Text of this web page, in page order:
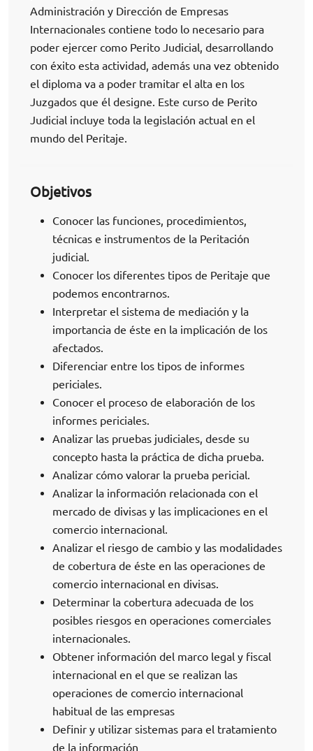
Administración y Dirección de Empresas
Internacionales contiene todo lo necesario para
poder ejercer como Perito Judicial, desarrollando
con éxito esta actividad, además una vez obtenido
el diploma va a poder tramitar el alta en los
Juzgados que él designe. Este curso de Perito
Judicial incluye toda la legislación actual en el
mundo del Peritaje.
Objetivos
Conocer las funciones, procedimientos,
técnicas e instrumentos de la Peritación
judicial.
Conocer los diferentes tipos de Peritaje que
podemos encontrarnos.
Interpretar el sistema de mediación y la
importancia de éste en la implicación de los
afectados.
Diferenciar entre los tipos de informes
periciales.
Conocer el proceso de elaboración de los
informes periciales.
Analizar las pruebas judiciales, desde su
concepto hasta la práctica de dicha prueba.
Analizar cómo valorar la prueba pericial.
Analizar la información relacionada con el
mercado de divisas y las implicaciones en el
comercio internacional.
Analizar el riesgo de cambio y las modalidades
de cobertura de éste en las operaciones de
comercio internacional en divisas.
Determinar la cobertura adecuada de los
posibles riesgos en operaciones comerciales
internacionales.
Obtener información del marco legal y fiscal
internacional en el que se realizan las
operaciones de comercio internacional
habitual de las empresas
Definir y utilizar sistemas para el tratamiento
de la información